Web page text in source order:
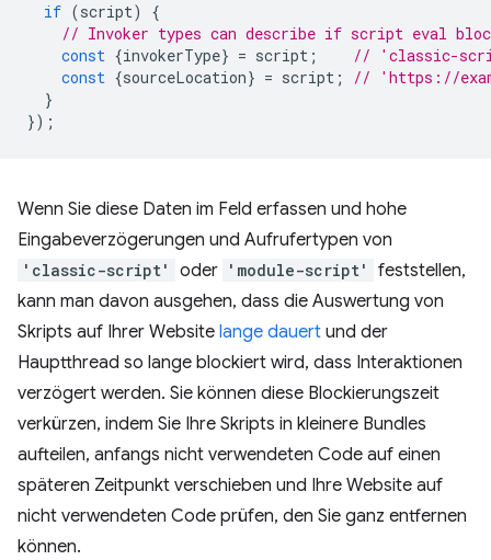
if (script)
{
// Invoker types can describe if script eval
const {invokerType} = script ;
// 'classic-
const {sourceLocation} = script ;
// 'https://
}
});
Wenn Sie diese Daten im Feld erfassen und hohe
Eingabeverzögerungen und Aufrufertypen von
'classic-script' oder 'module-script'
feststellen,
kann man davon ausgehen, dass die Auswertung von
Skripts auf Ihrer Website lange dauert und der
Hauptthread so lange blockiert wird, dass Interaktionen
verzögert werden. Sie können diese Blockierungszeit
verkürzen, indem Sie Ihre Skripts in kleinere Bundles
aufteilen, anfangs nicht verwendeten Code auf einen
späteren Zeitpunkt verschieben und Ihre Website auf
nicht verwendeten Code prüfen, den Sie ganz entfernen
können.